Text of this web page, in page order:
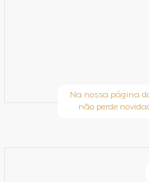
Na nossa página
não perde